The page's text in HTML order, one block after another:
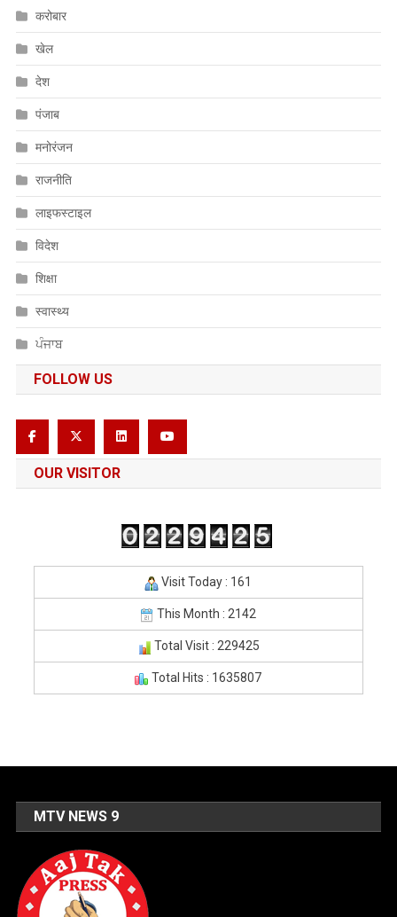
करोबार
खेल
देश
पंजाब
मनोरंजन
राजनीति
लाइफस्टाइल
विदेश
शिक्षा
स्वास्थ्य
ਪੰਜਾਬ
FOLLOW US
OUR VISITOR
Visit Today : 161
This Month : 2142
Total Visit : 229425
Total Hits : 1635807
MTV NEWS 9